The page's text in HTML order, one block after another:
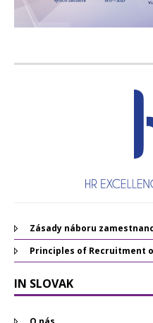
Zásady náboru
Principles of Recruitment
IN SLOVAK